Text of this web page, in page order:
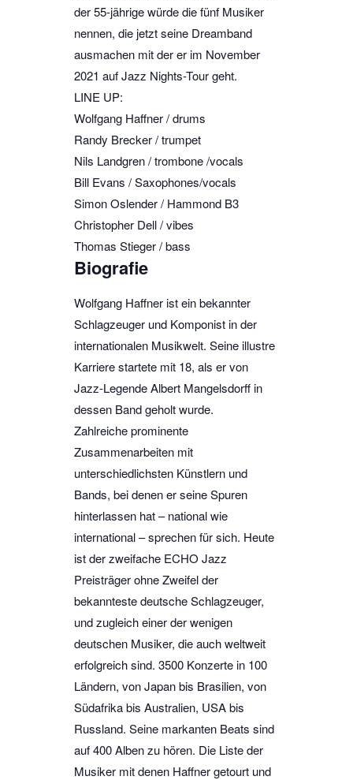
der 55-jährige würde die fünf Musiker
nennen, die jetzt seine Dreamband
ausmachen mit der er im November
2021 auf Jazz Nights-Tour geht.
LINE UP:
Wolfgang Haffner / drums
Randy Brecker / trumpet
Nils Landgren / trombone /vocals
Bill Evans / Saxophones/vocals
Simon Oslender / Hammond B3
Christopher Dell / vibes
Thomas Stieger / bass
Biografie
Wolfgang Haffner ist ein bekannter
Schlagzeuger und Komponist in der
internationalen Musikwelt. Seine illustre
Karriere startete mit 18, als er von
Jazz-Legende Albert Mangelsdorff in
dessen Band geholt wurde.
Zahlreiche prominente
Zusammenarbeiten mit
unterschiedlichsten Künstlern und
Bands, bei denen er seine Spuren
hinterlassen hat – national wie
international – sprechen für sich. Heute
ist der zweifache ECHO Jazz
Preisträger ohne Zweifel der
bekannteste deutsche Schlagzeuger,
und zugleich einer der wenigen
deutschen Musiker, die auch weltweit
erfolgreich sind. 3500 Konzerte in 100
Ländern, von Japan bis Brasilien, von
Südafrika bis Australien, USA bis
Russland. Seine markanten Beats sind
auf 400 Alben zu hören. Die Liste der
Musiker mit denen Haffner getourt und